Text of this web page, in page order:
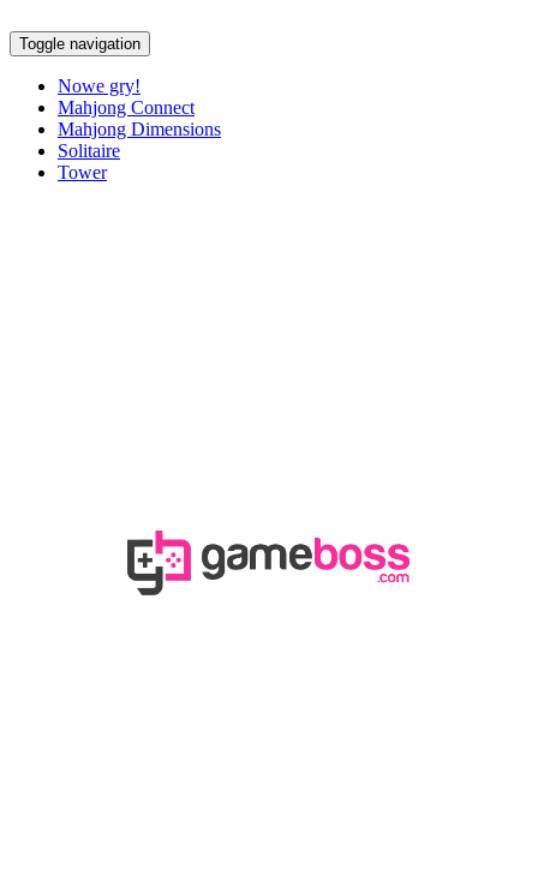
Toggle navigation
Nowe gry!
Mahjong Connect
Mahjong Dimensions
Solitaire
Tower